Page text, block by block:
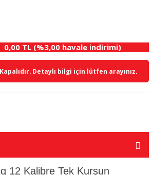
0,00 TL (%3,00 havale indirimi)
Detaylı bilgi için lütfen arayınız.
12 Kalibre Tek Kurşun